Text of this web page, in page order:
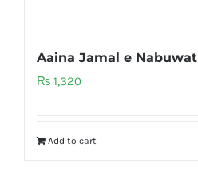
Aaina Jamal e Nabuwat
₨ 1,320
Add to cart